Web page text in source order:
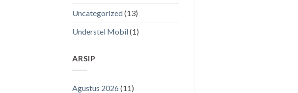
Uncategorized(13)
Understel Mobil(1)
ARSIP
Agustus 2026 (11)